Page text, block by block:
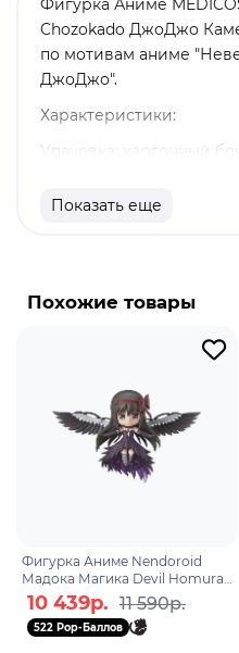
Фигурка Аниме
Chozokado ДжоДжо
по мотивам аниме
ДжоДжо".
Характеристики:
Упаковка: картонный
Вселенная JoJo's
отражением
некоторые из людей
внутреннюю духовную
известная форма
- это независимая
Показать еще
Похожие товары
Фигурка Аниме Nendoroid
Мадока Магика Devil Homura
Хомура Акэми 10см
4580590204126
10 439р. 11 590р.
522 Pop-Баллов